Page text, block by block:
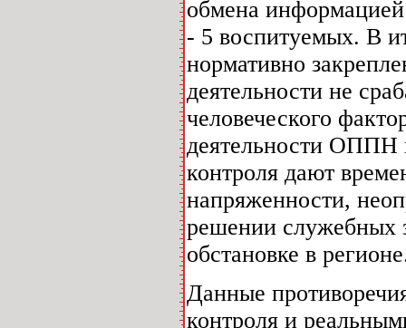
обмена
- 5 воспитуемых. В
нормативно
деятельности не
человеческого
деятельности ОППН
контроля дают
напряженности,
решении служебных
обстановке в
Данные
контроля и